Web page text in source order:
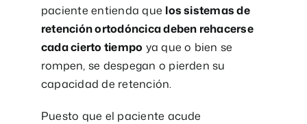
paciente entienda que los sistemas de
retención ortodóncica deben rehacerse
cada cierto tiempo ya que o bien se
rompen, se despegan o pierden su
capacidad de retención.
Puesto que el paciente acude